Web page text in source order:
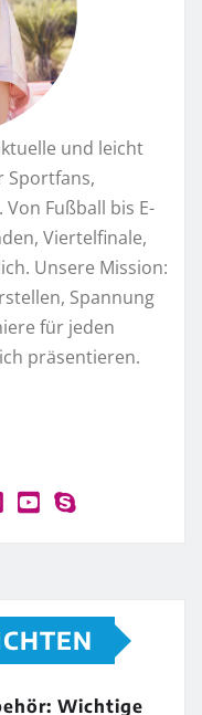
und leicht
Sportfans,
Fußball bis E-
Viertelfinale,
Unsere Mission:
Spannung
für jeden
präsentieren.
Wichtige